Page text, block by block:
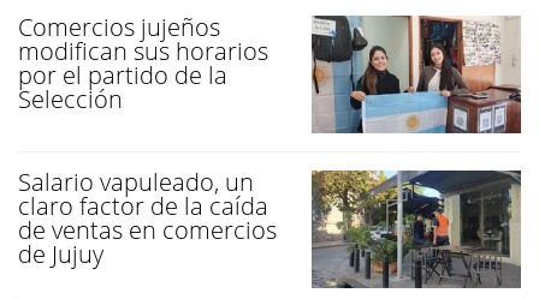
Comercios jujeños
modifican sus horarios
por el partido de la
Selección
Salario vapuleado, un
claro factor de la caída
de ventas en comercios
de Jujuy